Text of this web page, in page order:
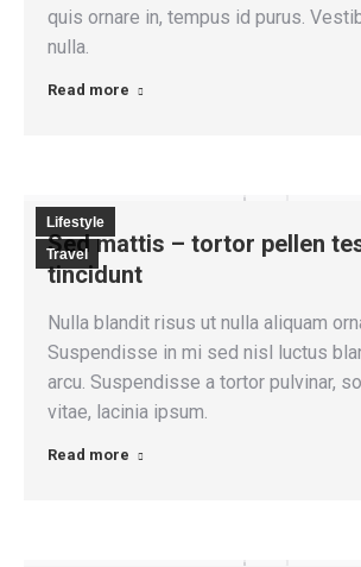
quis ornare in, tempus id purus.
nulla.
Read more
Lifestyle
Travel
Sed mattis – tortor pellen
tincidunt
Nulla blandit risus ut nulla aliquam
Suspendisse in mi sed nisl luctus
arcu. Suspendisse a tortor pulvinar,
vitae, lacinia ipsum.
Read more